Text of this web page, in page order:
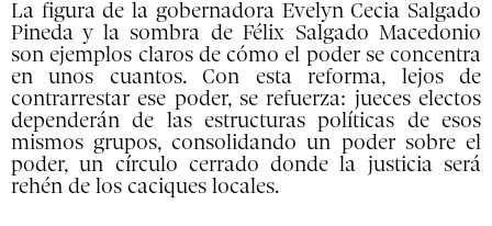
La figura de la gobernadora Evelyn Cecia Salgado
Pineda y la sombra de Félix Salgado Macedonio
son ejemplos claros de cómo el poder se concentra
en unos cuantos. Con esta reforma, lejos de
contrarrestar ese poder, se refuerza: jueces electos
dependerán de las estructuras políticas de esos
mismos grupos, consolidando un poder sobre el
poder, un círculo cerrado donde la justicia será
rehén de los caciques locales.